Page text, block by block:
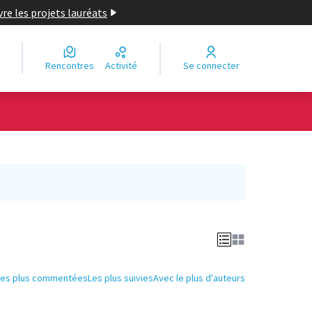
les projets lauréats
Rencontres Activité Se connecter
plus commentéesLes plus suiviesAvec le plus d'auteurs